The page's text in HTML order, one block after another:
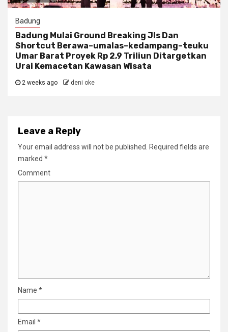
Badung
Badung Mulai Ground Breaking Jls Dan
Shortcut Berawa–umalas–kedampang–teuku
Umar Barat Proyek Rp 2,9 Triliun Ditargetkan
Urai Kemacetan Kawasan Wisata
2 weeks ago deni oke
Leave a Reply
Your email address will not be published.
Required fields are
marked *
Comment
Name *
Email *